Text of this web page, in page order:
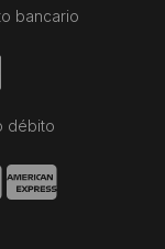
bancario
débito